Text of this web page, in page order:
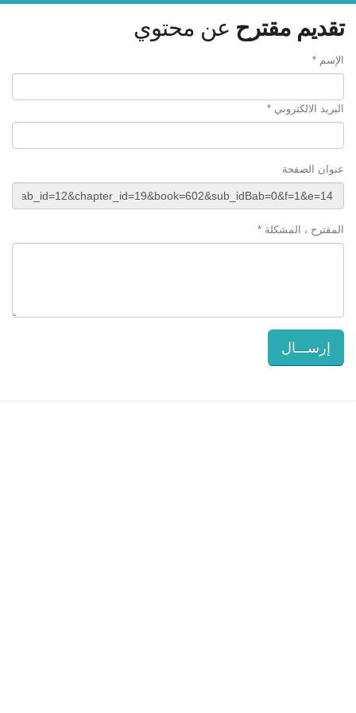
تقديم مقترح عن محتوي
الإسم *
البريد الالكتروني *
عنوان الصفحة
المقترح ، المشكلة *